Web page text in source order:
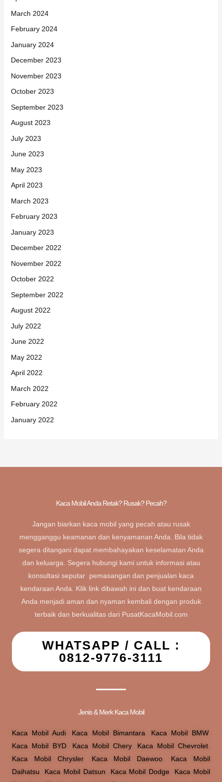
March 2024
February 2024
January 2024
December 2023
November 2023
October 2023
September 2023
August 2023
July 2023
June 2023
May 2023
April 2023
March 2023
February 2023
January 2023
December 2022
November 2022
October 2022
September 2022
August 2022
July 2022
June 2022
May 2022
April 2022
March 2022
February 2022
January 2022
Kaca Mobil Anda Retak? Rusak? Pecah?
Jangan biarkan kaca mobil yang pecah atau rusak
mengganggu keamanan dan kenyamanan Anda. Bila tidak
segera ditangani dapat membahayakan keselamatan Anda
dan keluarga. Segera hubungi kami untuk informasi atau
konsultasi seputar pemasangan dan penjualan kaca
kendaraan Anda. Klik link dibawah ini dan buat kendaraan
Anda menjadi aman dan nyaman kembali dengan produk
terbaik dan berkualitas dari PusatKacaMobil.com
WHATSAPP / CALL :
0812-9776-3111
Jenis & Merk Kaca Mobil
Kaca Mobil Audi Kaca Mobil Bimantara Kaca Mobil BMW,
Kaca Mobil BYD
Kaca Mobil Chery, Kaca Mobil Chevrolet
Kaca Mobil Chrysler, Kaca Mobil Daewoo
Kaca Mobil
Daihatsu
Kaca Mobil Datsun Kaca Mobil Dodge
Kaca Mobil